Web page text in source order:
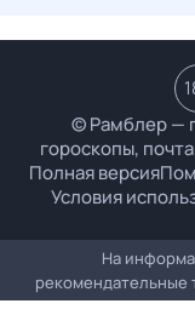
© Рамблер —
гороскопы,
Полная версия
Условия
На
рекомендательные